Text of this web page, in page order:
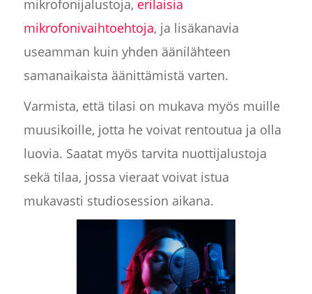
mikrofonijalustoja, erilaisia
mikrofonivaihtoehtoja, ja lisäkanavia
useamman kuin yhden äänilähteen
samanaikaista äänittämistä varten.
Varmista, että tilasi on mukava myös muille
muusikoille, jotta he voivat rentoutua ja olla
luovia. Saatat myös tarvita nuottijalustoja
sekä tilaa, jossa vieraat voivat istua
mukavasti studiosession aikana.